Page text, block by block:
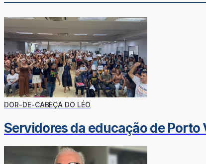
DOR-DE-CABEÇA DO LÉO
Servidores da educação de